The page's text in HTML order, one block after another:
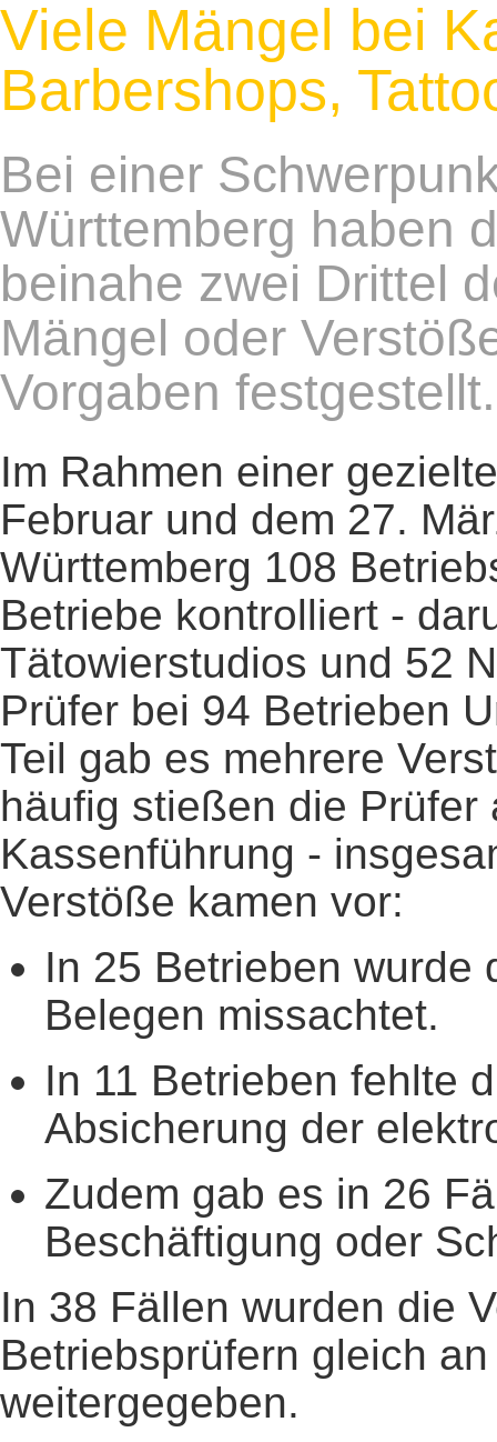
Viele Mängel bei
Barbershops,
Bei einer
Württemberg haben
beinahe zwei Drittel
Mängel oder
Vorgaben festgestellt.
Im Rahmen einer
Februar und dem 27.
Württemberg 108
Betriebe kontrolliert -
Tätowierstudios und 52
Prüfer bei 94 Betrieben
Teil gab es mehrere
häufig stießen die Prüfer
Kassenführung -
Verstöße kamen vor:
In 25 Betrieben wurde
Belegen missachtet.
In 11 Betrieben fehlte
Absicherung der
Zudem gab es in 26
Beschäftigung oder
In 38 Fällen wurden die
Betriebsprüfern gleich
weitergegeben.